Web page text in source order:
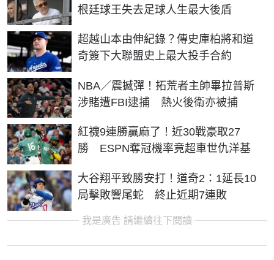
根廷球王失去足球人生最大後盾
超越山本由伸紀錄？傳史庫柏將和道
奇簽下大聯盟史上最大投手合約
NBA／震撼彈！拓荒者主帥畢拉普斯
涉賭遭FBI逮捕 熱火後衛亦被捕
紅襪9連勝贏麻了！近30戰豪取27
勝 ESPN奪冠機率竟超車世仇洋基
大谷翔平致勝安打！道奇2：1延長10
局擊敗響尾蛇 終止近期7連敗
我是廣告 請繼續往下閱讀